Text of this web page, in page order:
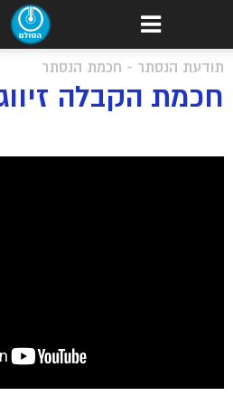
תודעת הנסתר - חכמת הנסתר
חכמת הקבלה זיווג